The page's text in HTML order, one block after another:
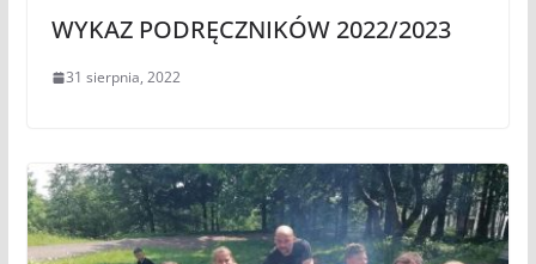
WYKAZ PODRĘCZNIKÓW 2022/2023
31 sierpnia, 2022